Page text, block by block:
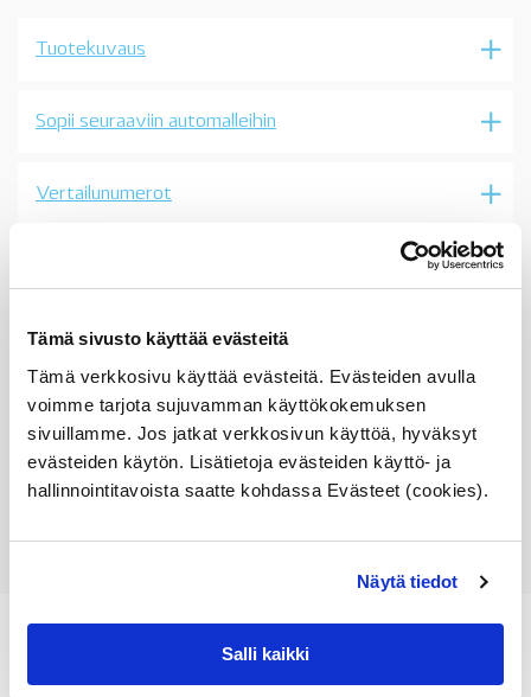
Tämä sivusto käyttää evästeitä
Tämä verkkosivu käyttää evästeitä. Evästeiden avulla
voimme tarjota sujuvamman käyttökokemuksen
sivuillamme. Jos jatkat verkkosivun käyttöä, hyväksyt
evästeiden käytön. Lisätietoja evästeiden käyttö- ja
hallinnointitavoista saatte kohdassa Evästeet (cookies).
Näytä tiedot
Salli kaikki
BMW
määrä
Tuotekuvaus
Sopii seuraaviin automalleihin
Vertailunumerot
63177894017
63 17 7 894 017
7894017